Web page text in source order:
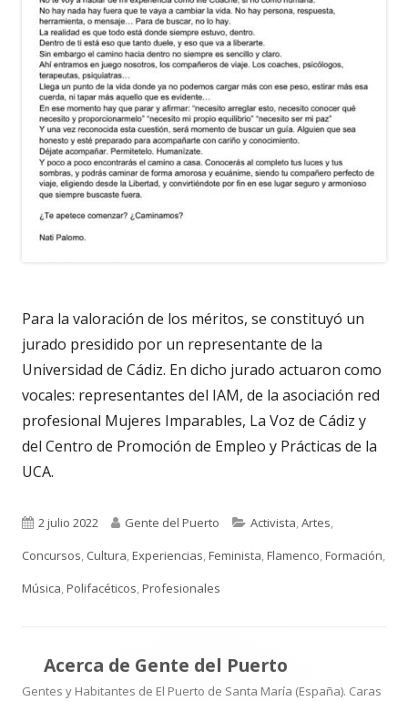
Para la valoración de los méritos, se constituyó un
jurado presidido por un representante de la
Universidad de Cádiz. En dicho jurado actuaron como
vocales: representantes del IAM, de la asociación red
profesional Mujeres Imparables, La Voz de Cádiz y
del Centro de Promoción de Empleo y Prácticas de la
UCA.
Publicado
el
2 julio 2022 Autor
Gente del Puerto Categorías
Activista,Artes,
Concursos, Cultura,Experiencias,Feminista,Flamenco,Formación,
Música,Polifacéticos,Profesionales
Acerca de Gente del Puerto
Gentes y Habitantes de El Puerto de Santa María (España). Caras